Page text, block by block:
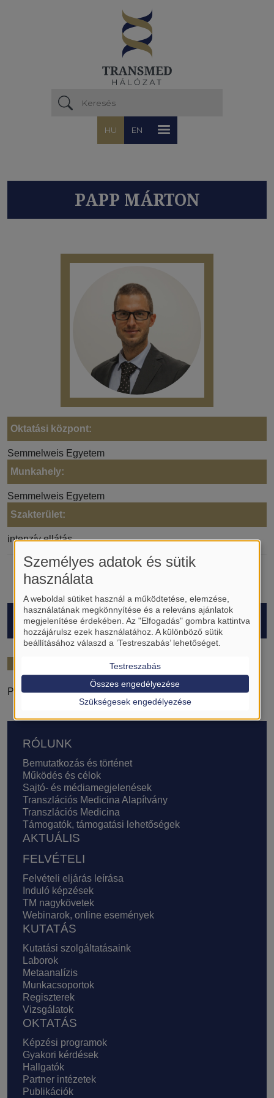
HU EN
PAPP MÁRTON
Oktatási központ:
Semmelweis Egyetem
Munkahely:
Semmelweis Egyetem
Szakterület:
intenzív ellátás
HALLGATÓK
Prácser Levente
Lábléc
RÓLUNK
Bemutatkozás és történet
Működés és célok
Sajtó- és médiamegjelenések
Transzlációs Medicina Alapítvány
Transzlációs Medicina
Támogatók, támogatási lehetőségek
AKTUÁLIS
FELVÉTELI
Felvételi eljárás leírása
Induló képzések
TM nagykövetek
Webinarok, online események
KUTATÁS
Kutatási szolgáltatásaink
Laborok
Metaanalízis
Munkacsoportok
Regiszterek
Vizsgálatok
OKTATÁS
Képzési programok
Gyakori kérdések
Hallgatók
Partner intézetek
Publikációk
Személyes adatok és sütik
használata
A weboldal sütiket használ a működtetése, elemzése,
használatának megkönnyítése és a releváns ajánlatok
megjelenítése érdekében. Az "Elfogadás" gombra kattintva
hozzájárulsz ezek használatához. A különböző sütik
beállításához válaszd a ’Testreszabás’ lehetőséget.
Testreszabás
Szükségesek engedélyezése
Összes engedélyezése